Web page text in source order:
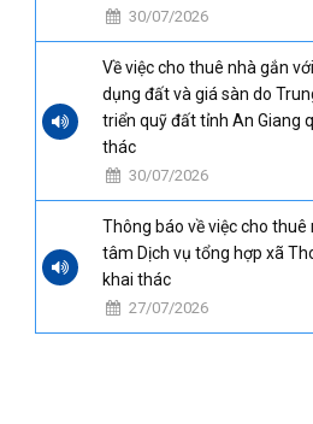
30/07/2026
Về việc cho thuê nhà gắn
dụng đất và giá sàn do
triển quỹ đất tỉnh An Giang
thác
30/07/2026
Thông báo về việc cho thuê
tâm Dịch vụ tổng hợp xã
khai thác
27/07/2026